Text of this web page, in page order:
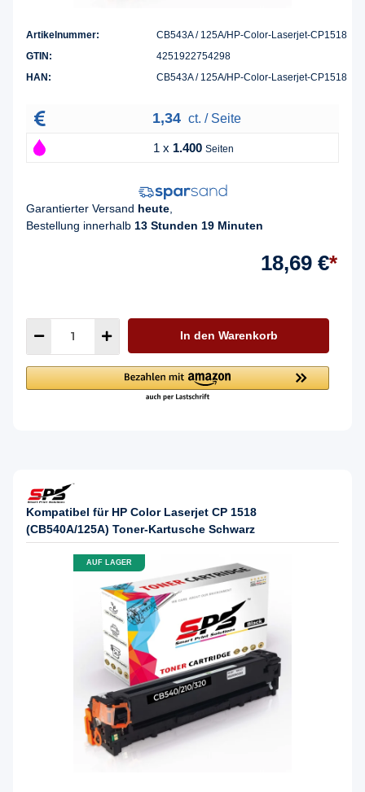
Artikelnummer:
CB543A / 125A/HP-Color-Laserjet-CP1518
GTIN:
4251922754298
HAN:
CB543A / 125A/HP-Color-Laserjet-CP1518
1,34 ct. / Seite
1 x 1.400 Seiten
Garantierter Versand heute
Bestellung innerhalb 13 Stunden 19 Minuten
18,69 €*
In den Warenkorb
Kompatibel für HP Color Laserjet CP 1518
(CB540A/125A) Toner-Kartusche Schwarz
AUF LAGER